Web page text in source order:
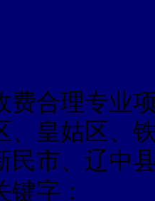
费合理专业
、皇姑区、
民市、辽中
字：